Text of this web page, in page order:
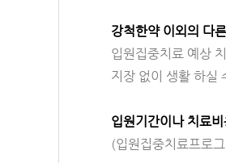
강척한약 이외의 다
입원집중치료 예상
지장 없이 생활 하실
입원기간이나 치료
(입원집중치료프로